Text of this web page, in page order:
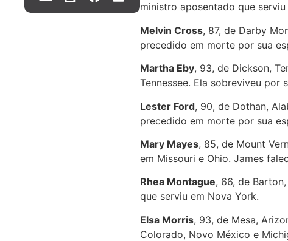
ministro aposentado que serviu
Melvin Cross, 87, de Darby
precedido em morte por sua
Martha Eby, 93, de Dickson,
Tennessee. Ela sobreviveu por
Lester Ford, 90, de Dothan,
precedido em morte por sua
Mary Mayes, 85, de Mount
em Missouri e Ohio. James
Rhea Montague, 66, de
que serviu em Nova York.
Elsa Morris, 93, de Mesa,
Colorado, Novo México e